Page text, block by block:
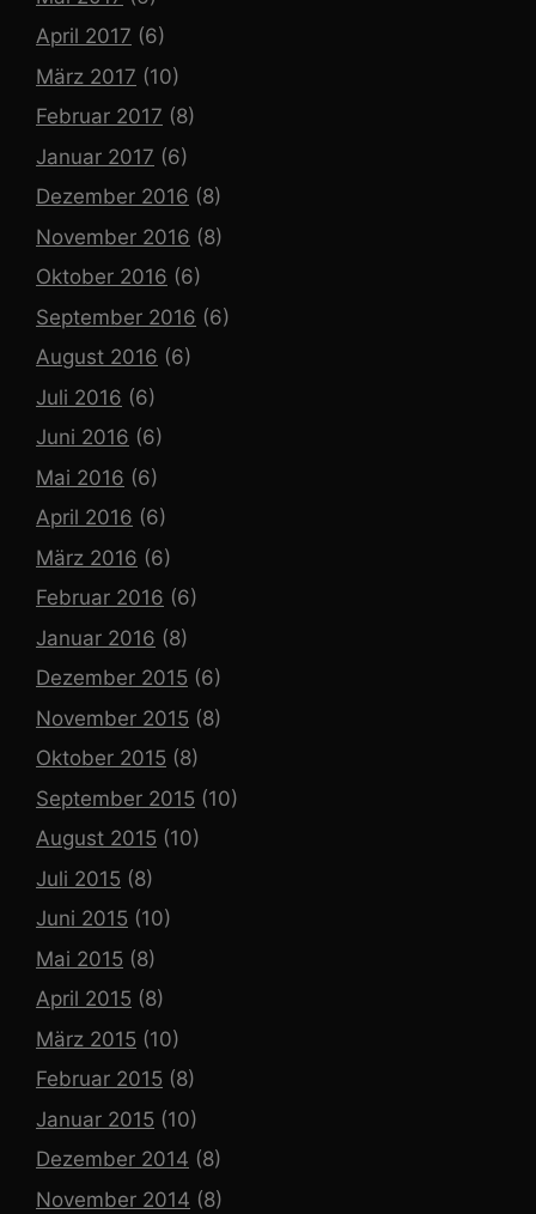
April 2017 (6)
März 2017 (10)
Februar 2017 (8)
Januar 2017 (6)
Dezember 2016 (8)
November 2016 (8)
Oktober 2016 (6)
September 2016 (6)
August 2016 (6)
Juli 2016 (6)
Juni 2016 (6)
Mai 2016 (6)
April 2016 (6)
März 2016 (6)
Februar 2016 (6)
Januar 2016 (8)
Dezember 2015 (6)
November 2015 (8)
Oktober 2015 (8)
September 2015 (10)
August 2015 (10)
Juli 2015 (8)
Juni 2015 (10)
Mai 2015 (8)
April 2015 (8)
März 2015 (10)
Februar 2015 (8)
Januar 2015 (10)
Dezember 2014 (8)
November 2014 (8)